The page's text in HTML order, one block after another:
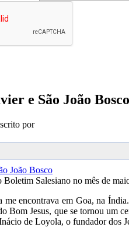
e São João Bosco
por
Boletim Salesiano no mês de
me encontrava em Goa, na
Bom Jesus, que se tornou um
de Loyola, o fundador dos